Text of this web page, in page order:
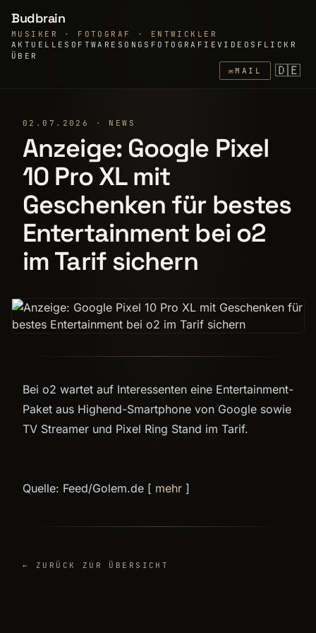
Budbrain
MUSIKER · FOTOGRAF · ENTWICKLER
AKTUELLE SOFTWARE SONGS FOTOGRAFIEVIDEOS FLICKR
ÜBER
✉MAIL 🇩🇪
02.07.2026 · NEWS
Anzeige: Google Pixel
10 Pro XL mit
Geschenken für bestes
Entertainment bei o2
im Tarif sichern
Bei o2 wartet auf Interessenten eine Entertainment-
Paket aus Highend-Smartphone von Google sowie
TV Streamer und Pixel Ring Stand im Tarif.
Quelle: Feed/Golem.de [ mehr ]
← ZURÜCK ZUR ÜBERSICHT